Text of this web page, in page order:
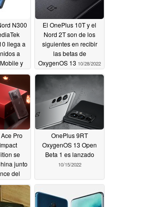
N300
llega a
a
y
2022
El OnePlus 10T y el
Nord 2T son de los
siguientes en recibir
las betas de
OxygenOS 13 10/28/2022
Pro
se
junto
del
de la
25/2022
OnePlus 9RT
OxygenOS 13 Open
Beta 1 es lanzado
10/15/2022